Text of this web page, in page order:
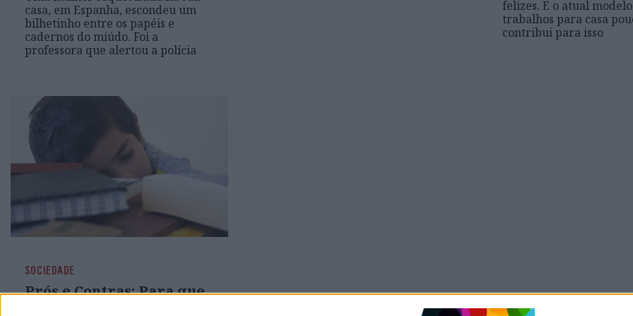
casa, em Espanha, escondeu um
bilhetinho entre os papéis e
cadernos do miúdo. Foi a
professora que alertou a polícia
felizes. E o atual
trabalhos para casa
contribui para isso
SOCIEDADE
Prós e Contras: Para que